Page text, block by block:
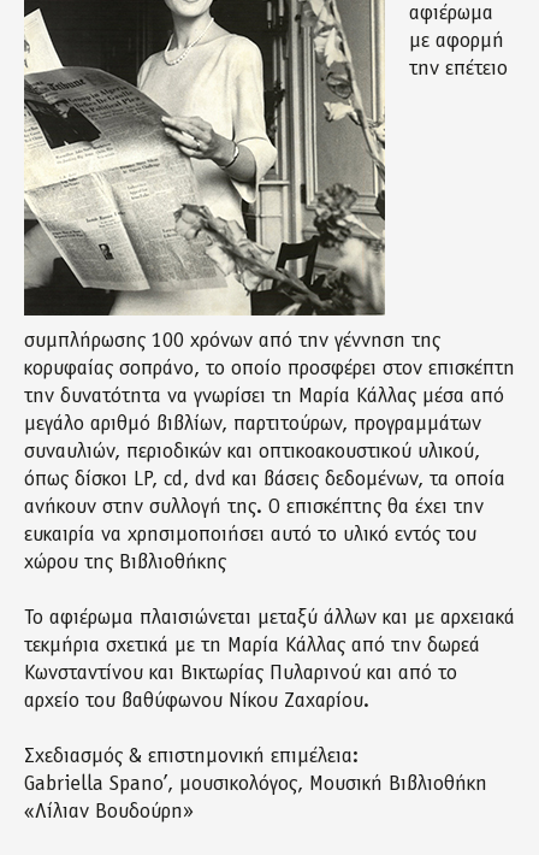
αφιέρωμα
με αφορμή
την επέτειο
συμπλήρωσης 100 χρόνων από την γέννηση της
κορυφαίας σοπράνο, το οποίο προσφέρει στον επισκέπτη
την δυνατότητα να γνωρίσει τη Μαρία Κάλλας μέσα από
μεγάλο αριθμό βιβλίων, παρτιτούρων, προγραμμάτων
συναυλιών, περιοδικών και οπτικοακουστικού υλικού,
όπως δίσκοι LP, cd, dvd και βάσεις δεδομένων, τα οποία
ανήκουν στην συλλογή της. Ο επισκέπτης θα έχει την
ευκαιρία να χρησιμοποιήσει αυτό το υλικό εντός του
χώρου της Βιβλιοθήκης
Το αφιέρωμα πλαισιώνεται μεταξύ άλλων και με αρχειακά
τεκμήρια σχετικά με τη Μαρία Κάλλας από την δωρεά
Κωνσταντίνου και Βικτωρίας Πυλαρινού και από το
αρχείο του βαθύφωνου Νίκου Ζαχαρίου.
Σχεδιασμός & επιστημονική επιμέλεια:
Gabriella Spano’, μουσικολόγος, Μουσική Βιβλιοθήκη
«Λίλιαν Βουδούρη»